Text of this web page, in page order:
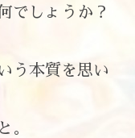
でしょうか？
う本質を思い
。